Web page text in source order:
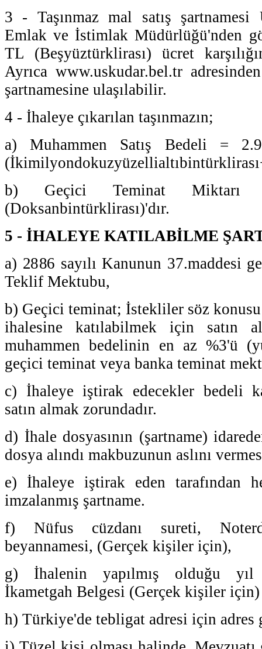
3 - Taşınmaz mal satış şartnamesi
Emlak ve İstimlak Müdürlüğü'nden
TL (Beşyüztürklirası) ücret
Ayrıca www.uskudar.bel.tr
şartnamesine ulaşılabilir.
4 - İhaleye çıkarılan taşınmazın;
a) Muhammen Satış Bedeli =
b) Geçici Teminat Miktarı
(Doksanbintürklirası)'dır.
5 - İHALEYE KATILABİLME
a) 2886 sayılı Kanunun 37.maddesi
Teklif Mektubu,
b) Geçici teminat; İstekliler söz
ihalesine katılabilmek için satın
muhammen bedelinin en az %3'ü
geçici teminat veya banka teminat
c) İhaleye iştirak edecekler bedeli
satın almak zorundadır.
d) İhale dosyasının (şartname)
dosya alındı makbuzunun aslını
e) İhaleye iştirak eden tarafından
imzalanmış şartname.
f) Nüfus cüzdanı sureti,
beyannamesi, (Gerçek kişiler için),
g) İhalenin yapılmış olduğu yıl
İkametgah Belgesi (Gerçek kişiler için)
h) Türkiye'de tebligat adresi için adres